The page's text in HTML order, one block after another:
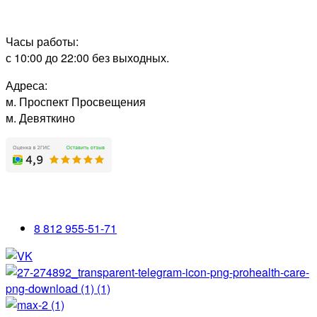
Часы работы:
с 10:00 до 22:00 без выходных.
Адреса:
м. Проспект Просвещения
м. Девяткино
8 812 955-51-71